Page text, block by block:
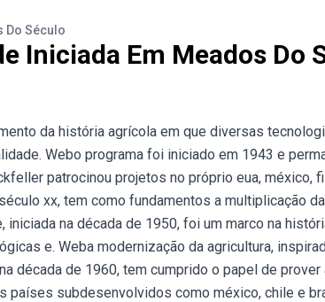
Do Século
Iniciada Em Meados Do
da história agrícola em que diversas
Webo programa foi iniciado em 1943 e
patrocinou projetos no próprio eua, méxico,
xx, tem como fundamentos a multiplicação
na década de 1950, foi um marco na
e. Weba modernização da agricultura,
década de 1960, tem cumprido o papel de prover
países subdesenvolvidos como méxico, chile e